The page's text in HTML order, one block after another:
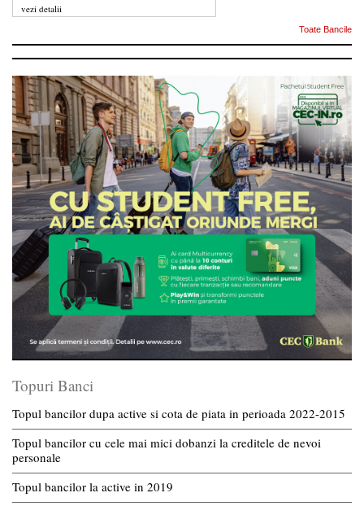
vezi detalii
Toate Bancile
Topuri Banci
Topul bancilor dupa active si cota de piata in perioada 2022-2015
Topul bancilor cu cele mai mici dobanzi la creditele de nevoi
personale
Topul bancilor la active in 2019